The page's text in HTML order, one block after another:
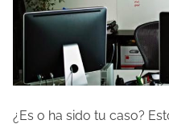
¿Es o ha sido tu caso?